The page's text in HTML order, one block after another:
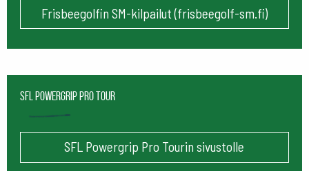
Frisbeegolfin SM-kilpailut (frisbeegolf-sm.fi)
SFL Powergrip Pro Tour
SFL Powergrip Pro Tourin sivustolle